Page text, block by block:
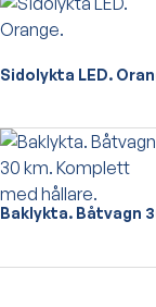
Sidolykta LED.
Baklykta. Båtvagn